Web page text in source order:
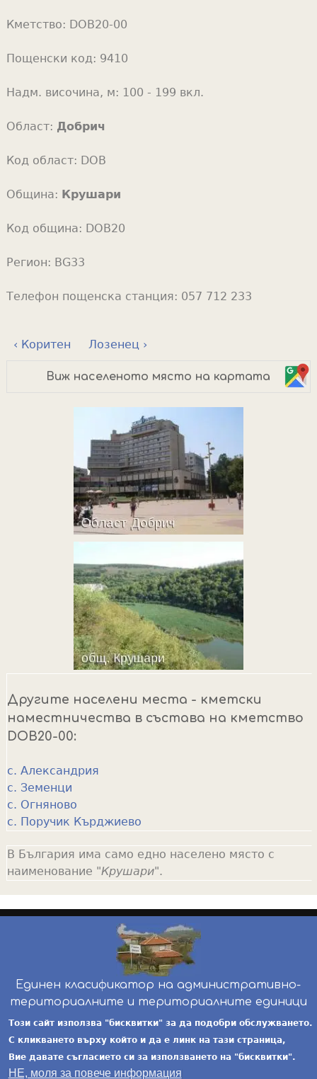
m
e
Кметство: DOB20-00
Пощенски код: 9410
Надм. височина, м: 100 - 199 вкл.
Област: Добрич
Код област: DOB
Община: Крушари
Код община: DOB20
Регион: BG33
Телефон пощенска станция: 057 712 233
‹ Коритен Лозенец ›
Виж населеното място на картата
Другите населени места - кметски
наместничества в състава на кметство
DOB20-00:
с. Александрия
с. Земенци
с. Огняново
с. Поручик Кърджиево
В България има само едно населено място с
наименование "Крушари".
Единен класификатор на административно-
териториалните и териториалните единици
инж. Бойчо Добрев-ekatte.com-условия за
ползване
Този сайт използва "бисквитки" за да подобри обслужването.
С кликването върху който и да е линк на тази страница,
Вие давате съгласието си за използването на "бисквитки".
НЕ, моля за повече информация